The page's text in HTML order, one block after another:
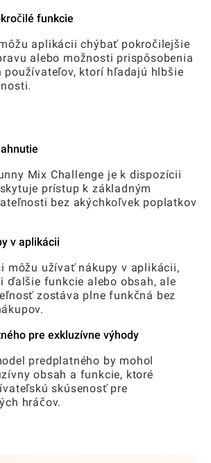
funkcie
aplikácii chýbať pokročilejšie
alebo možnosti prispôsobenia
používateľov, ktorí hľadajú hlbšie
Mix Challenge je k dispozícii
prístup k základným
bez akýchkoľvek poplatkov
v aplikácii
môžu užívať nákupy v aplikácii,
ďalšie funkcie alebo obsah, ale
zostáva plne funkčná bez
pre exkluzívne výhody
predplatného by mohol
obsah a funkcie, ktoré
skúsenosť pre
hráčov.